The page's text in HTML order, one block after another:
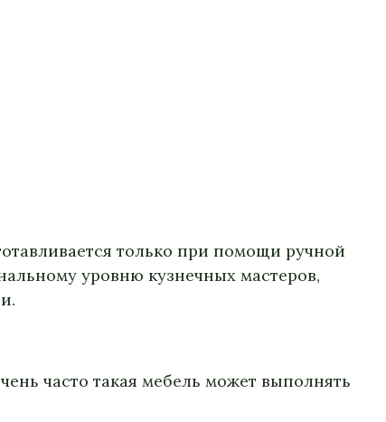
только при помощи ручной
уровню кузнечных мастеров,
часто такая мебель может выполнять